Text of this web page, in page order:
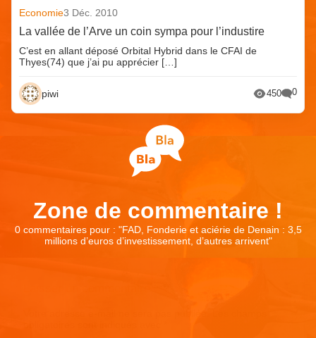
Economie3 Déc. 2010
La vallée de l’Arve un coin sympa pour l’industire
C’est en allant déposé Orbital Hybrid dans le CFAI de
Thyes(74) que j’ai pu apprécier […]
piwi 450 0
Zone de commentaire !
0 commentaires pour : "FAD, Fonderie et aciérie de Denain : 3,5
millions d’euros d’investissement, d’autres arrivent"